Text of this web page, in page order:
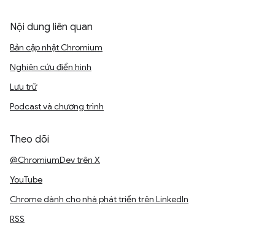
Nội dung liên quan
Bản cập nhật Chromium
Nghiên cứu điển hình
Lưu trữ
Podcast và chương trình
Theo dõi
@ChromiumDev trên X
YouTube
Chrome dành cho nhà phát triển trên LinkedIn
RSS